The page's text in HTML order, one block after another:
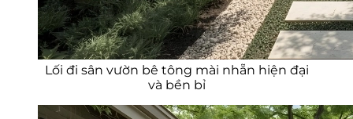
Lối đi sân vườn bê tông mài nhẵn hiện đại
và bền bỉ